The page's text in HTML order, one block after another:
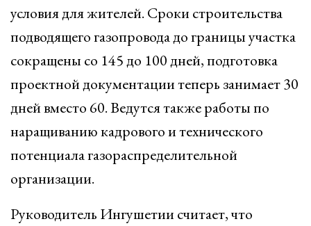
условия для жителей. Сроки строительства
подводящего газопровода до границы участка
сокращены со 145 до 100 дней, подготовка
проектной документации теперь занимает 30
дней вместо 60. Ведутся также работы по
наращиванию кадрового и технического
потенциала газораспределительной
организации.
Руководитель Ингушетии считает, что